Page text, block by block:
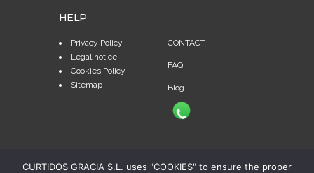
HELP
Privacy Policy
Legal notice
Cookies Policy
Sitemap
CONTACT
FAQ
Blog
CURTIDOS GRACIA S.L. uses "COOKIES" to ensure the proper